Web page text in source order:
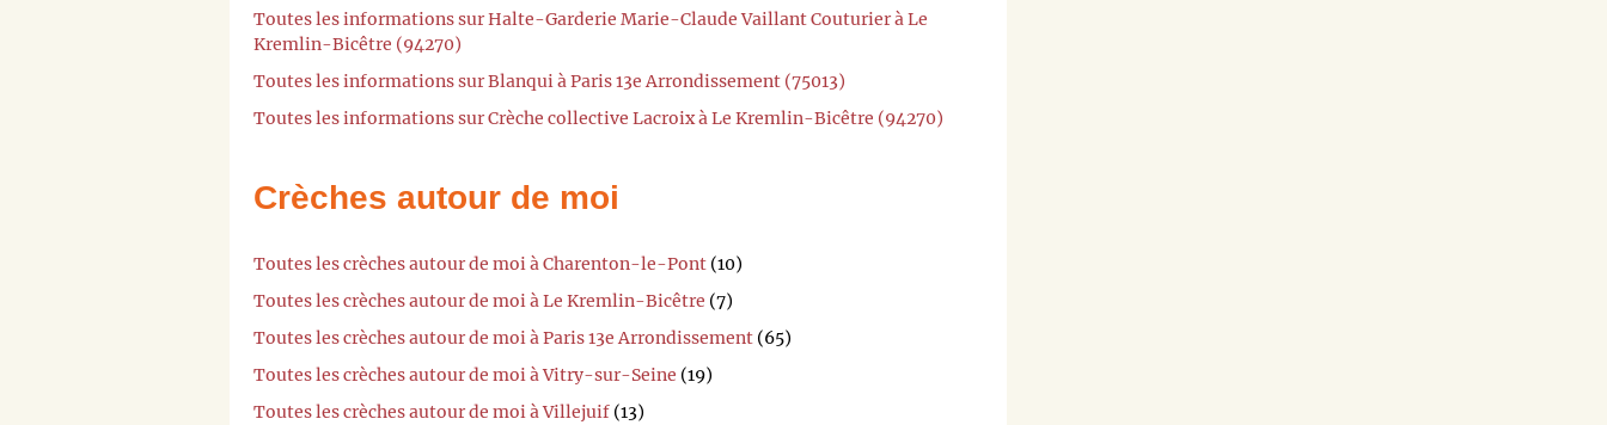
Toutes les informations sur Halte-Garderie Marie-Claude Vaillant Couturier à Le
Kremlin-Bicêtre (94270)
Toutes les informations sur Blanqui à Paris 13e Arrondissement (75013)
Toutes les informations sur Crèche collective Lacroix à Le Kremlin-Bicêtre (94270)
Crèches autour de moi
Toutes les crèches autour de moi à Charenton-le-Pont (10)
Toutes les crèches autour de moi à Le Kremlin-Bicêtre (7)
Toutes les crèches autour de moi à Paris 13e Arrondissement (65)
Toutes les crèches autour de moi à Vitry-sur-Seine (19)
Toutes les crèches autour de moi à Villejuif (13)